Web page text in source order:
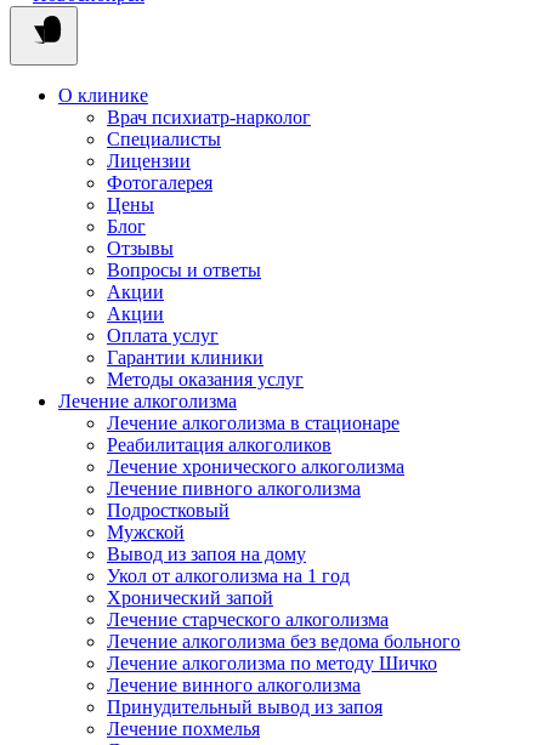
О клинике
Врач психиатр-нарколог
Специалисты
Лицензии
Фотогалерея
Цены
Блог
Отзывы
Вопросы и ответы
Акции
Акции
Оплата услуг
Гарантии клиники
Методы оказания услуг
Лечение алкоголизма
Лечение алкоголизма в стационаре
Реабилитация алкоголиков
Лечение хронического алкоголизма
Лечение пивного алкоголизма
Подростковый
Мужской
Вывод из запоя на дому
Укол от алкоголизма на 1 год
Хронический запой
Лечение старческого алкоголизма
Лечение алкоголизма без ведома больного
Лечение алкоголизма по методу Шичко
Лечение винного алкоголизма
Принудительный вывод из запоя
Лечение похмелья